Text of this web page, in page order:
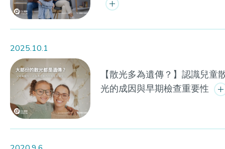
2025.10.1
【散光多為遺傳？】認識兒童
光的成因與早期檢查重要性